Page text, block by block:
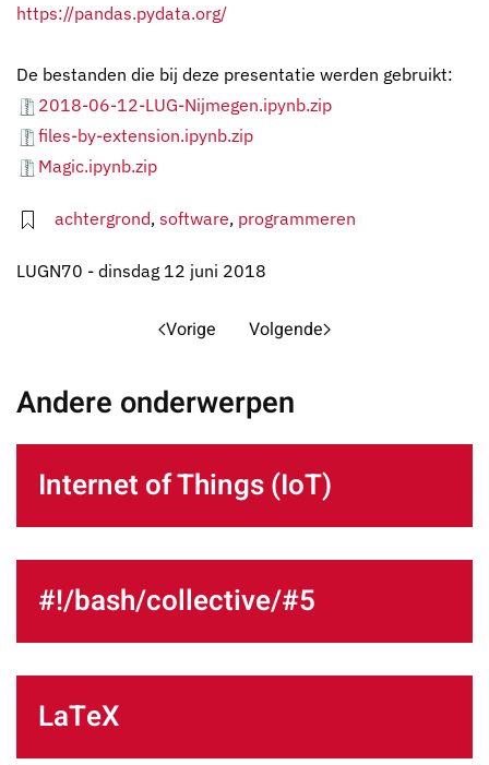
https://pandas.pydata.org/
De bestanden die bij deze presentatie werden gebruikt:
2018-06-12-LUG-Nijmegen.ipynb.zip
files-by-extension.ipynb.zip
Magic.ipynb.zip
achtergrond, software, programmeren
LUGN70 - dinsdag 12 juni 2018
Vorige Volgende
Andere onderwerpen
Internet of Things (IoT)
#!/bash/collective/#5
LaTeX